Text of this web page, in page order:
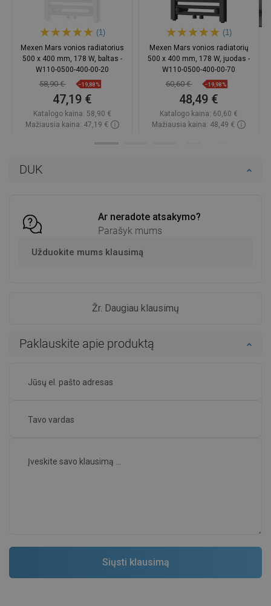
DUK
Ar neradote atsakymo?
Parašyk mums
Užduokite mums klausimą
Žr. Daugiau klausimų
Paklauskite apie produktą
(1)
Mexen Mars vonios radiatorius
500 x 400 mm, 178 W, baltas -
W110-0500-400-00-20
58,90 € −19,88%
47,19 €
Katalogo kaina: 58,90 €
Mažiausia kaina: 47,19 €
(1)
Mexen Mars vonios radiatorių
500 x 400 mm, 178 W, juodas -
W110-0500-400-00-70
60,60 € −19,98%
48,49 €
Katalogo kaina: 60,60 €
Mažiausia kaina: 48,49 €